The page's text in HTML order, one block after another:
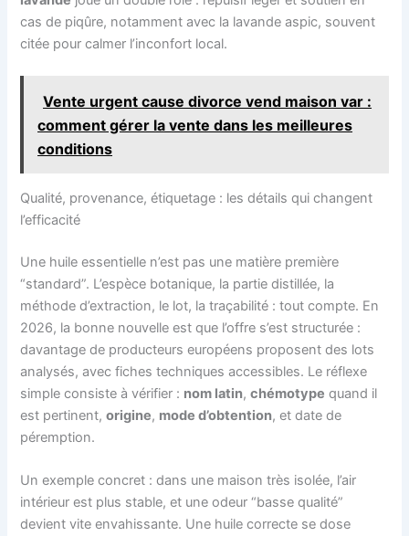
cas de piqûre, notamment avec la lavande aspic, souvent
citée pour calmer l’inconfort local.
Vente urgent cause divorce vend maison var :
comment gérer la vente dans les meilleures
conditions
Qualité, provenance, étiquetage : les détails qui changent
l’efficacité
Une huile essentielle n’est pas une matière première
“standard”. L’espèce botanique, la partie distillée, la
méthode d’extraction, le lot, la traçabilité : tout compte. En
2026, la bonne nouvelle est que l’offre s’est structurée :
davantage de producteurs européens proposent des lots
analysés, avec fiches techniques accessibles. Le réflexe
simple consiste à vérifier : nom latin,chémotype quand il
est pertinent,origine, mode d’obtention, et date de
péremption.
Un exemple concret : dans une maison très isolée, l’air
intérieur est plus stable, et une odeur “basse qualité”
devient vite envahissante. Une huile correcte se dose